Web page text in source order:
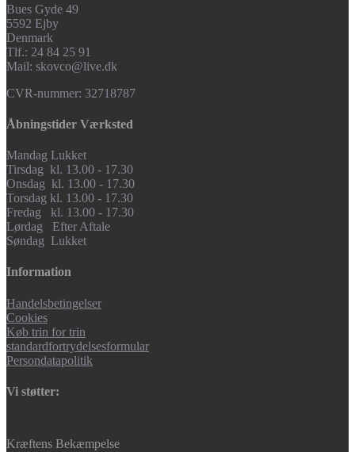
Bues Gyde 49
5592 Ejby
Denmark
Tlf.: 24 84 25 91
Mail: skovco@live.dk
CVR-nummer: 32718787
Åbningstider Værksted
Mandag Lukket
Tirsdag kl. 13.00 - 17.30
Onsdag kl. 13.00 - 17.30
Torsdag kl. 13.00 - 17.30
Fredag kl. 13.00 - 17.30
Lørdag Efter Aftale
Søndag Lukket
Information
Handelsbetingelser
Cookies
Køb trin for trin
standardfortrydelsesformular
Persondatapolitik
Vi støtter:
Kræftens Bekæmpelse